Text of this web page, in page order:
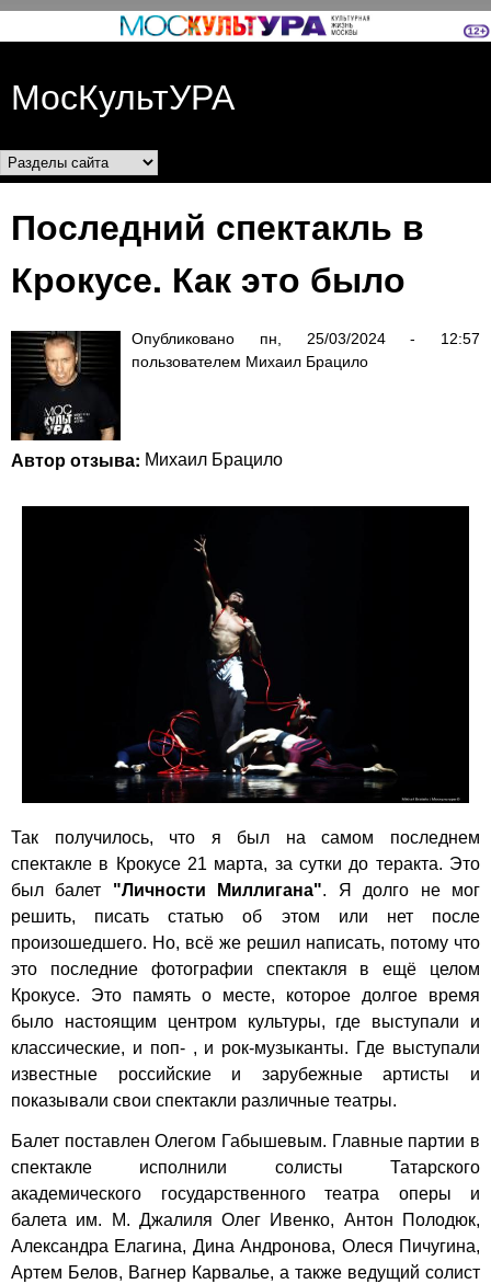
Перейти к основному
МосКультУРА
Разделы сайта
Последний спектакль в
Крокусе. Как это было
Опубликовано пн, 25/03/2024 - 12:57
пользователем Михаил Брацило
Автор отзыва: Михаил Брацило
Так получилось, что я был на самом последнем
спектакле в Крокусе 21 марта, за сутки до теракта. Это
был балет "Личности Миллигана". Я долго не мог
решить, писать статью об этом или нет после
произошедшего. Но, всё же решил написать, потому что
это последние фотографии спектакля в ещё целом
Крокусе. Это память о месте, которое долгое время
было настоящим центром культуры, где выступали и
классические, и поп- , и рок-музыканты. Где выступали
известные российские и зарубежные артисты и
показывали свои спектакли различные театры.
Балет поставлен Олегом Габышевым. Главные партии в
спектакле исполнили солисты Татарского
академического государственного театра оперы и
балета им. М. Джалиля Олег Ивенко, Антон Полодюк,
Александра Елагина, Дина Андронова, Олеся Пичугина,
Артем Белов, Вагнер Карвалье, а также ведущий солист